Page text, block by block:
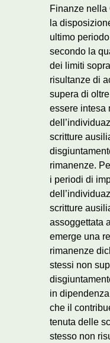
Finanze nella
la
ultimo
secondo la
dei limiti
risultanze di
supera di
essere intesa
scritture
rimanenze.
i periodi di
scritture
assoggettata
emerge una
rimanenze
stessi non
in
che il
tenuta delle
stesso non